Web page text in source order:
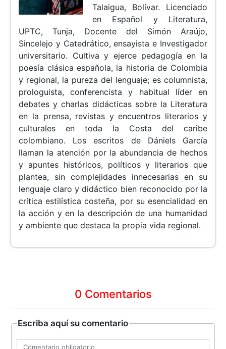
Talaigua, Bolívar. Licenciado
en Español y Literatura,
UPTC, Tunja, Docente del Simón Araújo,
Sincelejo y Catedrático, ensayista e Investigador
universitario. Cultiva y ejerce pedagogía en la
poesía clásica española, la historia de Colombia
y regional, la pureza del lenguaje; es columnista,
prologuista, conferencista y habitual líder en
debates y charlas didácticas sobre la Literatura
en la prensa, revistas y encuentros literarios y
culturales en toda la Costa del caribe
colombiano. Los escritos de Dániels García
llaman la atención por la abundancia de hechos
y apuntes históricos, políticos y literarios que
plantea, sin complejidades innecesarias en su
lenguaje claro y didáctico bien reconocido por la
crítica estilística costeña, por su esencialidad en
la acción y en la descripción de una humanidad
y ambiente que destaca la propia vida regional.
0 Comentarios
Escriba aquí su comentario